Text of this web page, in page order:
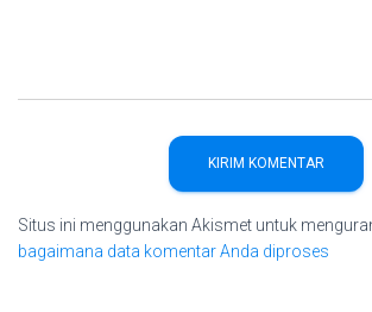
Situs ini menggunakan Akismet untuk
bagaimana data komentar Anda diproses